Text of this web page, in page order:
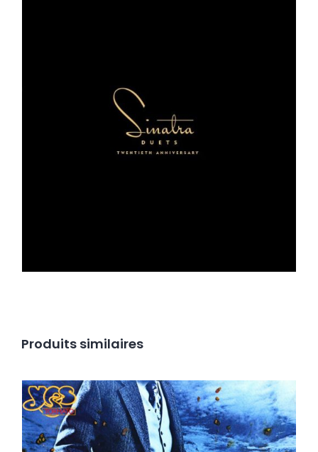
Produits similaires
Yes – Tormato LP _ Top copy in shrink !